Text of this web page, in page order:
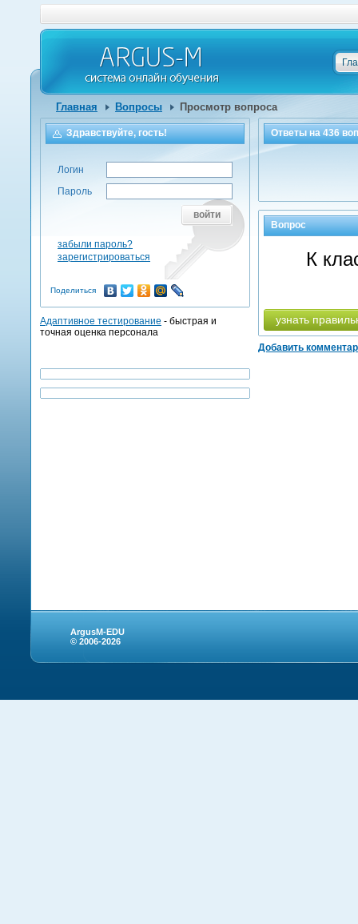
Главная Вопросы Просмотр вопроса
Ответы на436
Вопрос
К
узнать
Добавить
Здравствуйте, гость!
Логин
Пароль
войти
забыли пароль?
зарегистрироваться
Поделиться
Адаптивное тестирование - быстрая и
точная оценка персонала
ArgusM-EDU
© 2006-2026